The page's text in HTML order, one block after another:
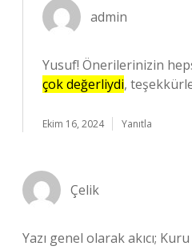
admin
Yusuf! Önerilerinizin
çok değerliydi,
Ekim 16, 2024 Yanıtla
Çelik
Yazı genel olarak akıcı; Kuru